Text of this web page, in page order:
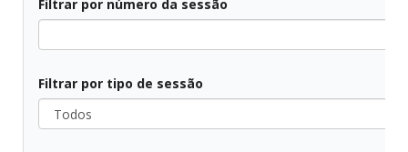
Filtrar por número da sessão
Filtrar por tipo de sessão
Todos